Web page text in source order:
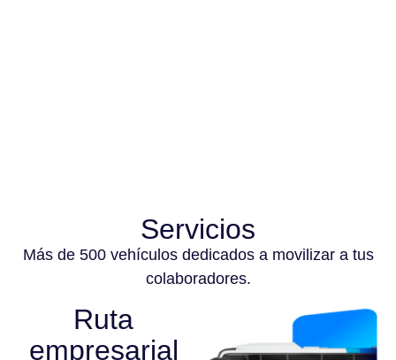
Servicios
Más de 500 vehículos dedicados a movilizar a tus
colaboradores.
Ruta
empresarial